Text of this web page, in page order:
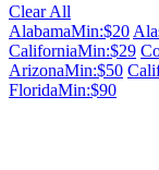
Clear All
AlabamaMin:$20
CaliforniaMin:$29
ArizonaMin:$50
FloridaMin:$90